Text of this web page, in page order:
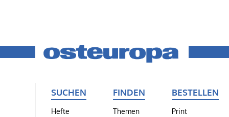
SUCHEN
Hefte
FINDEN
Themen
BESTELLEN
Print